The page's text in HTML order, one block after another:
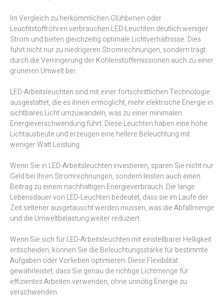
Im Vergleich zu herkömmlichen Glühbirnen oder
Leuchtstoffröhren verbrauchen LED-Leuchten deutlich weniger
Strom und bieten gleichzeitig optimale Lichtverhältnisse. Dies
führt nicht nur zu niedrigeren Stromrechnungen, sondern trägt
durch die Verringerung der Kohlenstoffemissionen auch zu einer
grüneren Umwelt bei.
LED-Arbeitsleuchten sind mit einer fortschrittlichen Technologie
ausgestattet, die es ihnen ermöglicht, mehr elektrische Energie in
sichtbares Licht umzuwandeln, was zu einer minimalen
Energieverschwendung führt. Diese Leuchten haben eine hohe
Lichtausbeute und erzeugen eine hellere Beleuchtung mit
weniger Watt Leistung.
Wenn Sie in LED-Arbeitsleuchten investieren, sparen Sie nicht nur
Geld bei Ihren Stromrechnungen, sondern leisten auch einen
Beitrag zu einem nachhaltigen Energieverbrauch. Die lange
Lebensdauer von LED-Leuchten bedeutet, dass sie im Laufe der
Zeit seltener ausgetauscht werden müssen, was die Abfallmenge
und die Umweltbelastung weiter reduziert.
Wenn Sie sich für LED-Arbeitsleuchten mit einstellbarer Helligkeit
entscheiden, können Sie die Beleuchtungsstärke für bestimmte
Aufgaben oder Vorlieben optimieren. Diese Flexibilität
gewährleistet, dass Sie genau die richtige Lichtmenge für
effizientes Arbeiten verwenden, ohne unnötig Energie zu
verschwenden.